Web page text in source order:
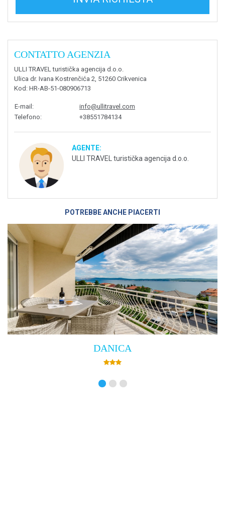
CONTATTO AGENZIA
ULLI TRAVEL turistička agencija d.o.o.
Ulica dr. Ivana Kostrenčića 2, 51260 Crikvenica
Kod : HR-AB-51-080906713
E-mail :
info@ullitravel.com
Telefono: +38551784134
AGENTE:
ULLI TRAVEL turistička agencija d.o.o.
POTREBBE ANCHE PIACERTI
Villa Empress